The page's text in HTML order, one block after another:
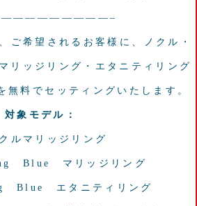
ご希望されるお客様に、ノクル・
ッジリング・エタニティリング
無料でセッティングいたします。
対象モデル：
クルマリッジリング
Blue マリッジリング
Blue エタニティリング